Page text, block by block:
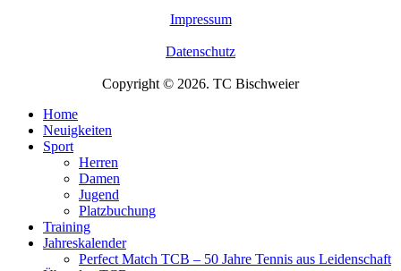
Impressum
Datenschutz
Copyright © 2026. TC Bischweier
Home
Neuigkeiten
Sport
Herren
Damen
Jugend
Platzbuchung
Training
Jahreskalender
Perfect Match TCB – 50 Jahre Tennis aus Leidenschaft